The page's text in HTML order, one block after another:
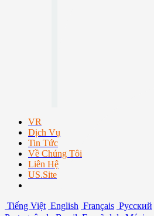
VR
Dịch Vụ
Tin Tức
Về Chúng Tôi
Liên Hệ
US.Site
Tiếng Việt English Français Русский